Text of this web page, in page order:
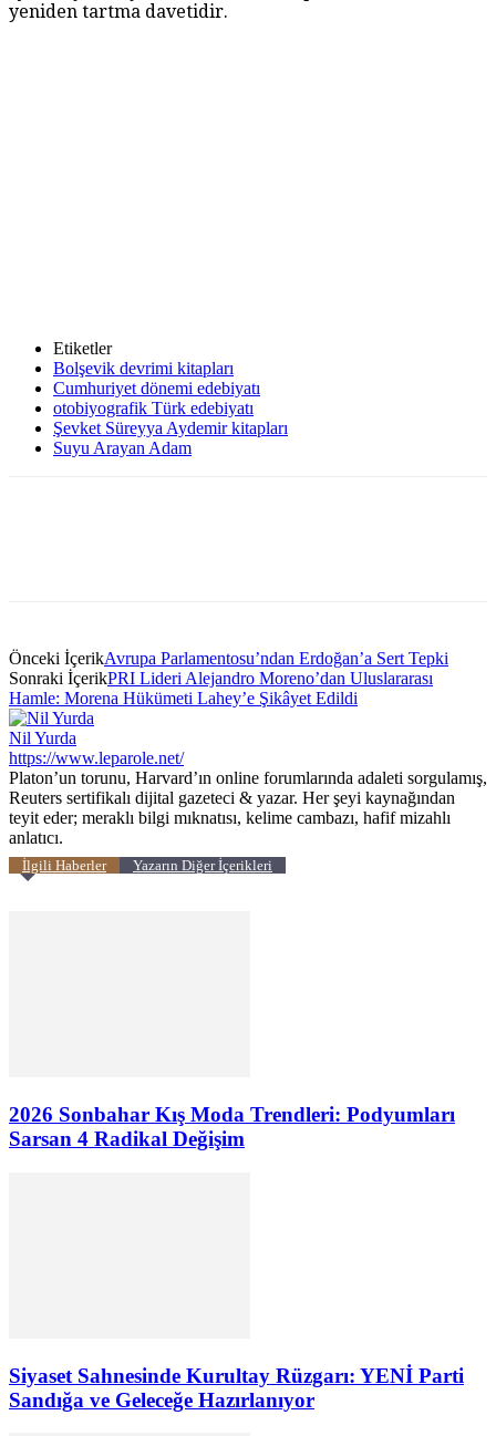
yeniden tartma davetidir.
Etiketler
Bolşevik devrimi kitapları
Cumhuriyet dönemi edebiyatı
otobiyografik Türk edebiyatı
Şevket Süreyya Aydemir kitapları
Suyu Arayan Adam
Önceki İçerikAvrupa Parlamentosu’ndan Erdoğan’a Sert Tepki
Sonraki İçerikPRI Lideri Alejandro Moreno’dan Uluslararası
Hamle: Morena Hükümeti Lahey’e Şikâyet Edildi
Nil Yurda
https://www.leparole.net/
Platon’un torunu, Harvard’ın online forumlarında adaleti sorgulamış,
Reuters sertifikalı dijital gazeteci & yazar. Her şeyi kaynağından
teyit eder; meraklı bilgi mıknatısı, kelime cambazı, hafif mizahlı
anlatıcı.
İlgili Haberler Yazarın Diğer İçerikleri
2026 Sonbahar Kış Moda Trendleri: Podyumları
Sarsan 4 Radikal Değişim
Siyaset Sahnesinde Kurultay Rüzgarı: YENİ Parti
Sandığa ve Geleceğe Hazırlanıyor